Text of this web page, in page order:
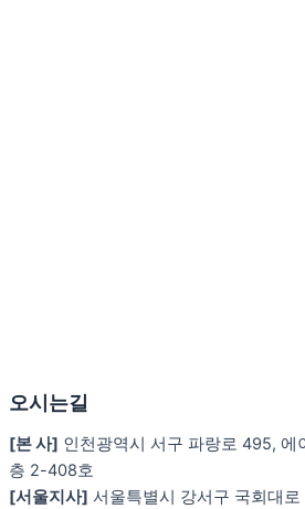
오시는길
[본 사] 인천광역시 서구 파랑로 495, 에
층 2-408호
[서울지사] 서울특별시 강서구 국회대